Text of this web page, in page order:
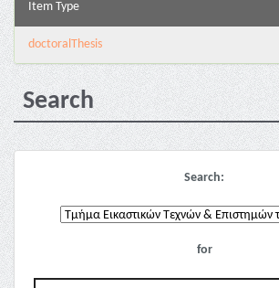
Item Type
doctoralThesis
Search
Search:
for